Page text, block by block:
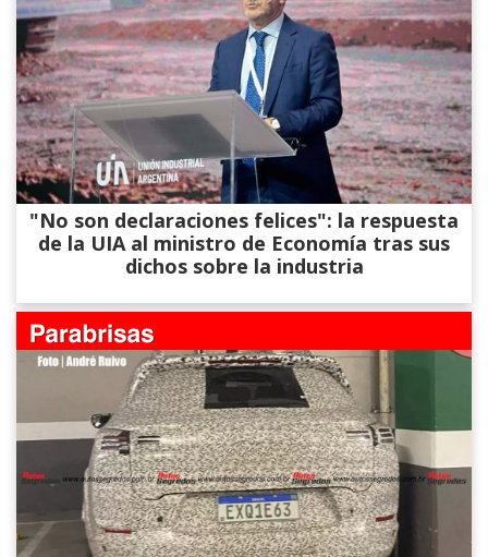
"No son declaraciones felices": la respuesta
de la UIA al ministro de Economía tras sus
dichos sobre la industria